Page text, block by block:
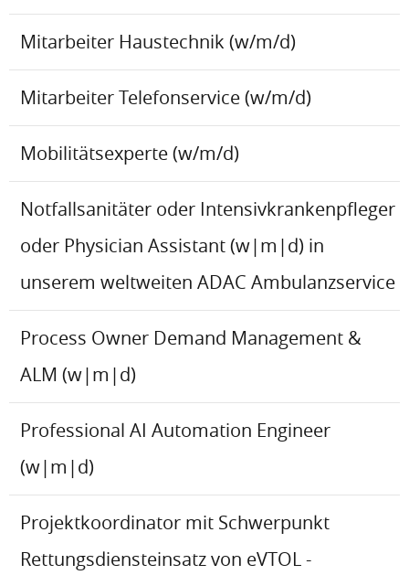
Mitarbeiter Haustechnik (w/m/d)
Mitarbeiter Telefonservice (w/m/d)
Mobilitätsexperte (w/m/d)
Notfallsanitäter oder Intensivkrankenpfleger
oder Physician Assistant (w|m|d) in
unserem weltweiten ADAC Ambulanzservice
Process Owner Demand Management &
ALM (w|m|d)
Professional AI Automation Engineer
(w|m|d)
Projektkoordinator mit Schwerpunkt
Rettungsdiensteinsatz von eVTOL -